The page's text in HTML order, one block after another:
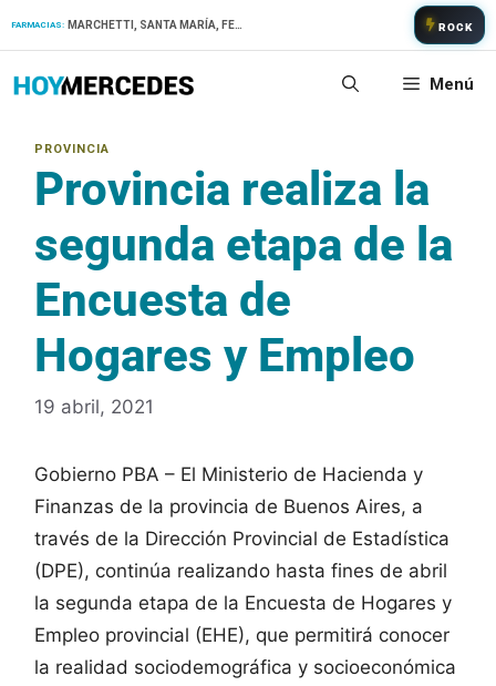
FARMACIAS: ROCK
Menú
Provincia realiza la
segunda etapa de la
Encuesta de
Hogares y Empleo
19 abril, 2021
Gobierno PBA – El Ministerio de Hacienda y
Finanzas de la provincia de Buenos Aires, a
través de la Dirección Provincial de Estadística
(DPE), continúa realizando hasta fines de abril
la segunda etapa de la Encuesta de Hogares y
Empleo provincial (EHE), que permitirá conocer
la realidad sociodemográfica y socioeconómica